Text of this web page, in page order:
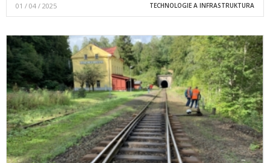
01 / 04 / 2025 TECHNOLOGIE A INFRASTRUKTURA